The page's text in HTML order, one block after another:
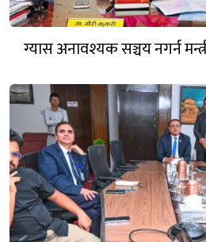
ग्यास अनावश्यक सञ्चय नगर्न